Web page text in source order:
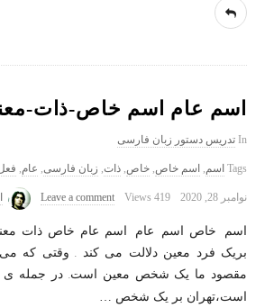
اسم عام اسم خاص-ذات-
In تدریس دستور زبان فارسی
Tags اسم, اسم خاص, خاص, ذات, زبان فارسی, عام,
نوامبر 28, 2020 419 Views
Leave a comment
اسم خاص-اسم عام اسم_عام-خاص-ذات-
بریک فرد معین دلالت می کند . وقتی که می
مقصود ما یک شخص معین است. در جمله ی
است،تهران بر یک شخص …